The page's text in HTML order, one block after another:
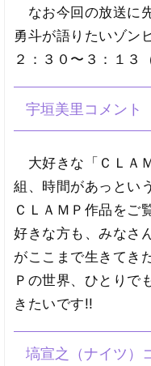
なお今回の放送に
勇斗が語りたいゾン
２：３０〜３：１３
宇垣美里コメント
大好きな「ＣＬＡ
組、時間があっとい
ＣＬＡＭＰ作品をご
好きな方も、みなさ
がここまで生きてき
Ｐの世界、ひとりで
きたいです!!
塙宣之（ナイツ）